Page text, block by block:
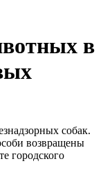
в
собак.
возвращены
городского